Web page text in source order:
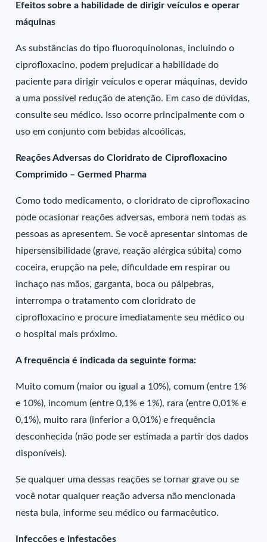
Efeitos sobre a habilidade de dirigir veículos e operar
máquinas
As substâncias do tipo fluoroquinolonas, incluindo o
ciprofloxacino, podem prejudicar a habilidade do
paciente para dirigir veículos e operar máquinas, devido
a uma possível redução de atenção. Em caso de dúvidas,
consulte seu médico. Isso ocorre principalmente com o
uso em conjunto com bebidas alcoólicas.
Reações Adversas do Cloridrato de Ciprofloxacino
Comprimido – Germed Pharma
Como todo medicamento, o cloridrato de ciprofloxacino
pode ocasionar reações adversas, embora nem todas as
pessoas as apresentem. Se você apresentar sintomas de
hipersensibilidade (grave, reação alérgica súbita) como
coceira, erupção na pele, dificuldade em respirar ou
inchaço nas mãos, garganta, boca ou pálpebras,
interrompa o tratamento com cloridrato de
ciprofloxacino e procure imediatamente seu médico ou
o hospital mais próximo.
A frequência é indicada da seguinte forma:
Muito comum (maior ou igual a 10%), comum (entre 1%
e 10%), incomum (entre 0,1% e 1%), rara (entre 0,01% e
0,1%), muito rara (inferior a 0,01%) e frequência
desconhecida (não pode ser estimada a partir dos dados
disponíveis).
Se qualquer uma dessas reações se tornar grave ou se
você notar qualquer reação adversa não mencionada
nesta bula, informe seu médico ou farmacêutico.
Infecções e infestações